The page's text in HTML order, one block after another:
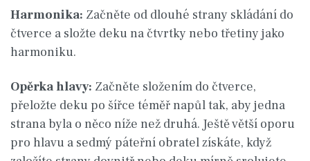
Harmonika: Začněte od dlouhé strany skládání do
čtverce a složte deku na čtvrtky nebo třetiny jako
harmoniku.
Opěrka hlavy: Začněte složením do čtverce,
přeložte deku po šířce téměř napůl tak, aby jedna
strana byla o něco níže než druhá. Ještě větší oporu
pro hlavu a sedmý páteřní obratel získáte, když